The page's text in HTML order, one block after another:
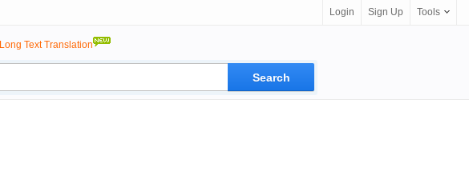
Login Sign Up Tools
Long Text Translation